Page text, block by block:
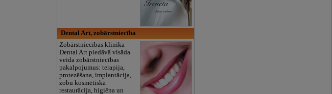
Dental Art, zobārstniecība
Zobārstniecības klīnika
Dental Art piedāvā visāda
veida zobārstniecības
pakalpojumus: terapija,
protezēšana, implantācija,
zobu kosmētiskā
restaurācija, higiēna un